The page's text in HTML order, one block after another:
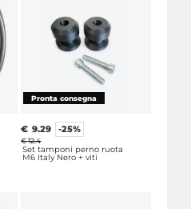
€ 9.29 -25%
€ 12.4
Set tamponi perno ruota
M6 Italy Nero + viti